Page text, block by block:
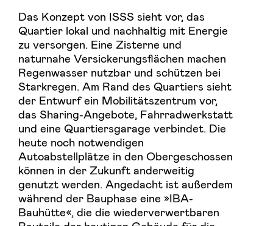
Das Konzept von ISSS sieht vor, das
Quartier lokal und nachhaltig mit Energie
zu versorgen. Eine Zisterne und
naturnahe Versickerungsflächen machen
Regenwasser nutzbar und schützen bei
Starkregen. Am Rand des Quartiers sieht
der Entwurf ein Mobilitätszentrum vor,
das Sharing-Angebote, Fahrradwerkstatt
und eine Quartiersgarage verbindet. Die
heute noch notwendigen
Autoabstellplätze in den Obergeschossen
können in der Zukunft anderweitig
genutzt werden. Angedacht ist außerdem
während der Bauphase eine »IBA-
Bauhütte«, die die wiederverwertbaren